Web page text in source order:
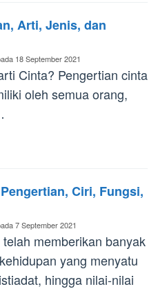
Arti, Jenis, dan
18 September 2021
Cinta? Pengertian cinta
oleh semua orang,
Ciri, Fungsi,
7 September 2021
memberikan banyak
yang menyatu
hingga nilai-nilai